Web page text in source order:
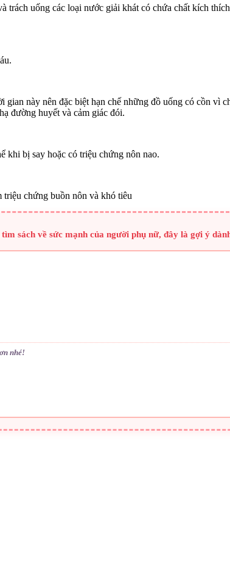
uống các loại nước giải khát có chứa chất kích
này nên đặc biệt hạn chế những đồ uống có cồn vì
đường huyết và cảm giác đói.
khi bị say hoặc có triệu chứng nôn nao.
triệu chứng buồn nôn và khó tiêu
sách về sức mạnh của người phụ nữ, đây là gợi ý
nhé!